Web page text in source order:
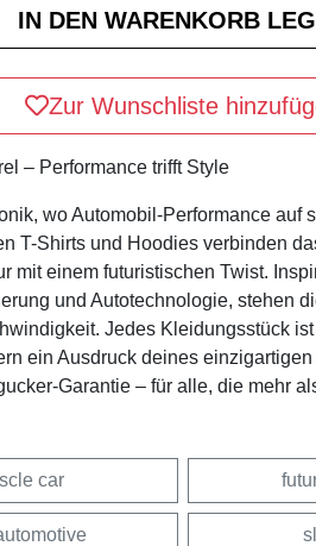
Zur Wunschliste
– Performance trifft Style
wo Automobil-Performance auf
T-Shirts und Hoodies verbinden
mit einem futuristischen Twist.
und Autotechnologie, stehen
Jedes Kleidungsstück
ein Ausdruck deines
Garantie – für alle, die mehr
car